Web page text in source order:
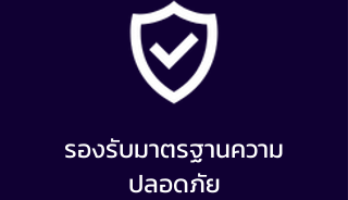
รองรับมาตรฐานความ
ปลอดภัย